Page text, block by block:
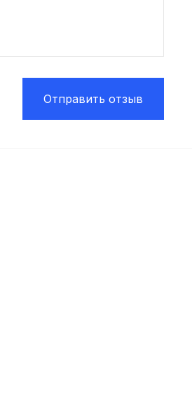
Отправить отзыв